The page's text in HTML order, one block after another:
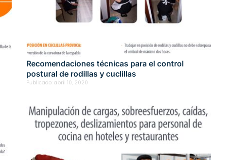
Recomendaciones técnicas para el control
postural de rodillas y cuclillas
Publicado: abril 10, 2020